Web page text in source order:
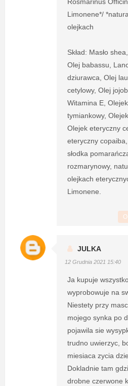
Rosmarinus
Limonene*/
olejkach
Skład: Masło
Olej babassu,
dziurawca, Olej
cetylowy, Olej
Witamina E,
tymiankowy,
Olejek eteryczny
eteryczny
słodka
rozmarynowy,
olejkach
Limonene.
JULKA
12 Grudnia 2021 15:40
Ja kupuje
wyprobowuje na
Niestety przy
mojego synka po
pojawila sie
trudno uwierzyc,
miesiaca zycia
Dokladnie tam
drobne czerwone